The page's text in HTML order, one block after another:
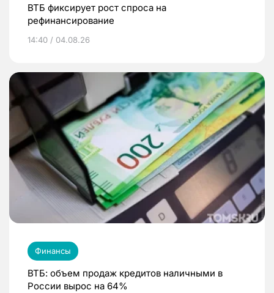
ВТБ фиксирует рост спроса на
рефинансирование
14:40 / 04.08.26
Финансы
ВТБ: объем продаж кредитов наличными в
России вырос на 64%